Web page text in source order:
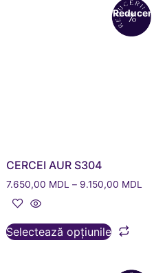
CERCEI AUR S304
7.650,00 MDL – 9.150,00 MDL
Selectează opțiunile